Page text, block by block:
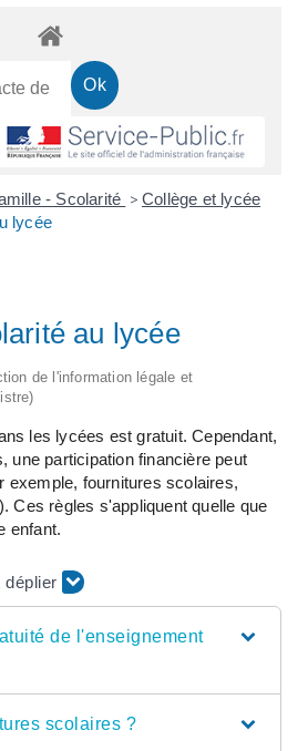
- Scolarité > Collège et lycée
lycée
au lycée
de l'information légale et
les lycées est gratuit. Cependant,
une participation financière peut
exemple, fournitures scolaires,
Ces règles s'appliquent quelle que
enfant.
déplier
de l'enseignement
scolaires ?